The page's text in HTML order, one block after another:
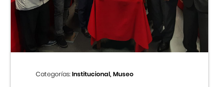
Categorías:Institucional, Museo